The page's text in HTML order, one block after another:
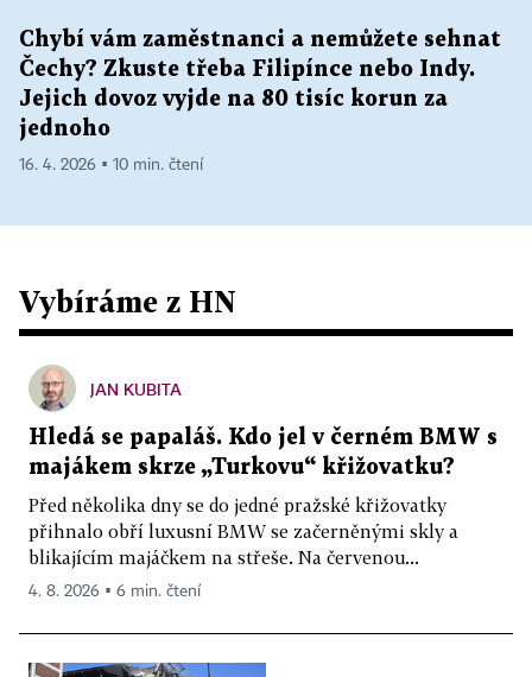
Chybí vám zaměstnanci a nemůžete sehnat
Čechy? Zkuste třeba Filipínce nebo Indy.
Jejich dovoz vyjde na 80 tisíc korun za
jednoho
16. 4. 2026 ▪ 10 min. čtení
Vybíráme z HN
JAN KUBITA
Hledá se papaláš. Kdo jel v černém BMW s
majákem skrze „Turkovu“ křižovatku?
Před několika dny se do jedné pražské křižovatky
přihnalo obří luxusní BMW se začerněnými skly a
blikajícím majáčkem na střeše. Na červenou...
4. 8. 2026 ▪ 6 min. čtení